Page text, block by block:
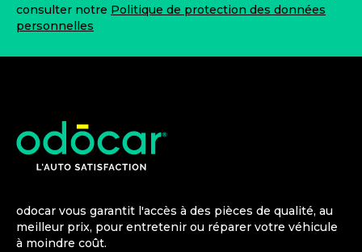
consulter notre Politique de protection des données
personnelles
odocar vous garantit l'accès à des pièces de qualité, au
meilleur prix, pour entretenir ou réparer votre véhicule
à moindre coût.